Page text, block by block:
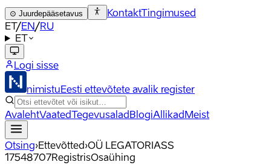
⊙ Juurdepääsetavus KontaktTingimused
ET/EN/RU
ET
Logi sisse
nimistuEesti ettevõtete avalik register
AvalehtVaatedTegevusaladBlogiAllikadMeist
Otsing›Ettevõtted›OÜ LEGATORIASS
17548707RegistrisOsaühing